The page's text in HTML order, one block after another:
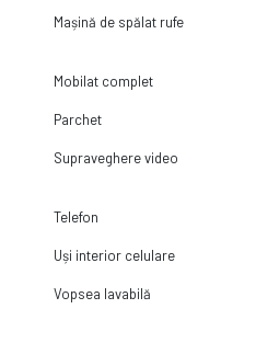
Mașină de spălat rufe
Mobilat complet
Parchet
Supraveghere video
Telefon
Uși interior celulare
Vopsea lavabilă